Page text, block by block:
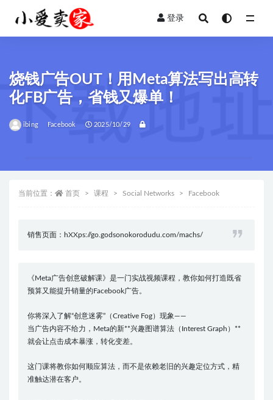
登录
烧钱广告OUT！用Meta算法写出高转
化FB广告，省钱又爆单！
ibing Facebook 2025/10/29
当前位置： 首页 课程 Social Networks Facebook
销售页面：hXXps://go.godsonokorodudu.com/machs/
《Meta广告创意破解课》是一门实战视频课程，教你如何打造既省
预算又能提升销量的Facebook广告。
你将深入了解“创意迷雾”（Creative Fog）现象——
当广告内容不给力，Meta的新**兴趣图谱算法（Interest Graph）**
就会让点击成本暴涨，转化变差。
这门课将教你如何顺应算法，而不是依赖老旧的兴趣定位方式，精
准触达潜在客户。